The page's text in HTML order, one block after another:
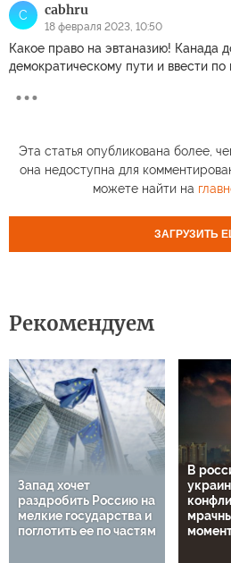
C cabhru
18 февраля 2023, 10:50
Какое право на эвтаназию! Канада
демократическому пути и ввести по
Эта статья опубликована более,
она недоступна для
можете найти на
ЗАГРУЗИТЬ
Рекомендуем
Запад хочет
раздробить Россию на
мелкие государства и
поглотить ее по частям
В